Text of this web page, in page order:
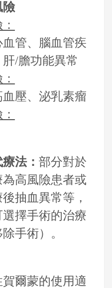
險
管、腦血管疾
/膽功能異常
壓、泌乳素瘤
法： 部分對於
高風險患者或
抽血異常等，
擇手術的治療
手術）。
爾蒙的使用適